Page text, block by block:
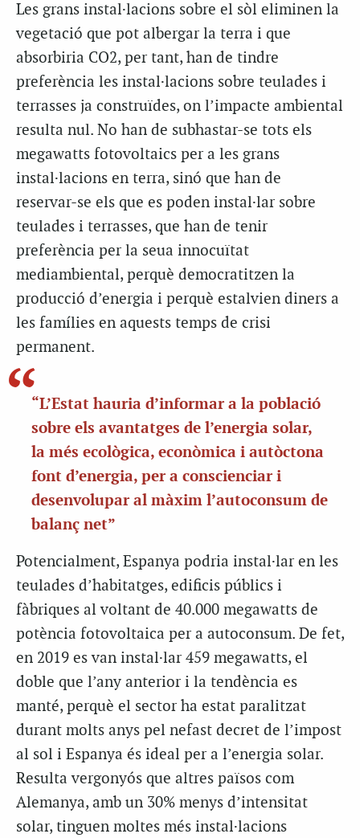
Les grans instal·lacions sobre el sòl eliminen la
vegetació que pot albergar la terra i que
absorbiria CO2, per tant, han de tindre
preferència les instal·lacions sobre teulades i
terrasses ja construïdes, on l’impacte ambiental
resulta nul. No han de subhastar-se tots els
megawatts fotovoltaics per a les grans
instal·lacions en terra, sinó que han de
reservar-se els que es poden instal·lar sobre
teulades i terrasses, que han de tenir
preferència per la seua innocuïtat
mediambiental, perquè democratitzen la
producció d’energia i perquè estalvien diners a
les famílies en aquests temps de crisi
permanent.
“L’Estat hauria d’informar a la població
sobre els avantatges de l’energia solar,
la més ecològica, econòmica i autòctona
font d’energia, per a conscienciar i
desenvolupar al màxim l’autoconsum de
balanç net”
Potencialment, Espanya podria instal·lar en les
teulades d’habitatges, edificis públics i
fàbriques al voltant de 40.000 megawatts de
potència fotovoltaica per a autoconsum. De fet,
en 2019 es van instal·lar 459 megawatts, el
doble que l’any anterior i la tendència es
manté, perquè el sector ha estat paralitzat
durant molts anys pel nefast decret de l’impost
al sol i Espanya és ideal per a l’energia solar.
Resulta vergonyós que altres països com
Alemanya, amb un 30% menys d’intensitat
solar, tinguen moltes més instal·lacions